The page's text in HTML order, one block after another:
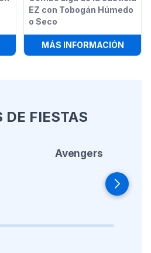
BRINCOLÍN FROZEN 5EN1 CON
EZ con Tobogán Húmedo
o Seco
MÁS INFORMACIÓN:
DE FIESTAS
Avengers